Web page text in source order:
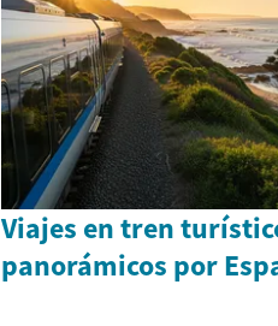
Viajes en tren
panorámicos por